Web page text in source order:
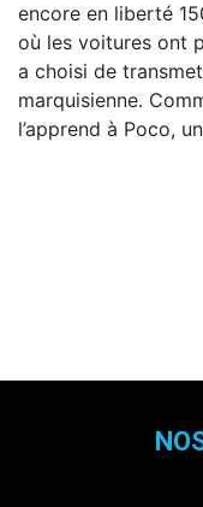
encore en liberté
où les voitures ont
a choisi de
marquisienne.
l’apprend à Poco,